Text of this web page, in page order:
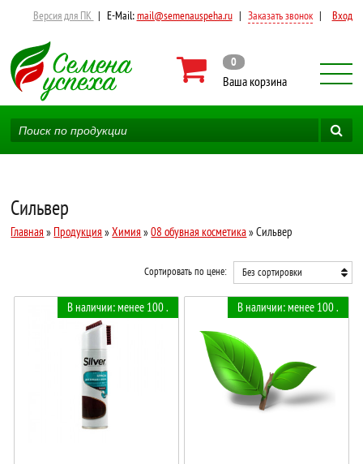
Версия для ПК | E-Mail:mail@semenauspeha.ru | Заказать звонок | Вход
0
Ваша корзина
Сильвер
Главная » Продукция »Химия »08 обувная косметика» Сильвер
Сортировать по цене: Без сортировки
В наличии: менее 100 . В наличии: менее 100 .